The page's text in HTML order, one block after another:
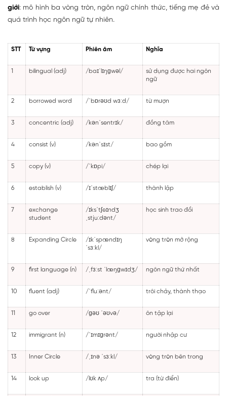
giới: mô hình ba vòng tròn, ngôn ngữ chính thức, tiếng mẹ đẻ và
quá trình học ngôn ngữ tự nhiên.
STT Từ vựng Phiên âm Nghĩa
1 bilingual (adj) /baɪˈlɪŋɡwəl/
sử dụng được hai ngôn
ngữ
2 borrowed word /ˈbɒrəʊd wɜːd/ từ mượn
3 concentric (adj) /kənˈsentrɪk/ đồng tâm
4 consist (v) /kənˈsɪst/ bao gồm
5 copy (v) /ˈkɒpi/ chép lại
6 establish (v) /ɪˈstæblɪʃ/ thành lập
7
exchange
student
/ɪksˈtʃeɪndʒ
ˌstjuːdənt/
học sinh trao đổi
8 Expanding Circle
/ɪkˈspændɪŋ
ˈsɜːkl/
vòng tròn mở rộng
9 first language (n) /ˌfɜːst ˈlæŋɡwɪdʒ/ ngôn ngữ thứ nhất
10 fluent (adj) /ˈfluːənt/ trôi chảy, thành thạo
11 go over /ɡəʊ ˈəʊvə/ ôn tập lại
12 immigrant (n) /ˈɪmɪɡrənt/ người nhập cư
13 Inner Circle /ˌɪnə ˈsɜːkl/ vòng tròn bên trong
14 look up /lʊk ʌp/ tra (từ điển)